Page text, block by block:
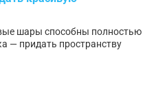
шары способны полностью
— придать пространству